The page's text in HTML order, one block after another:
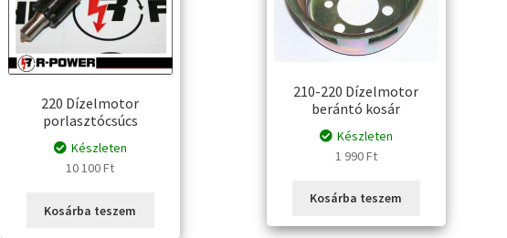
220 Dízelmotor
porlasztócsúcs
Készleten
10 100Ft
Kosárba teszem
210-220 Dízelmotor
berántó kosár
Készleten
1 990Ft
Kosárba teszem